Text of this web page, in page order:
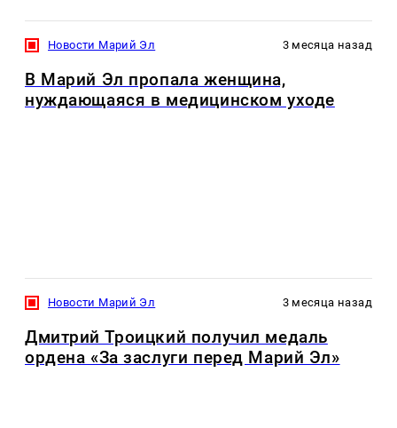
Новости Марий Эл 3 месяца назад
В Марий Эл пропала женщина,
нуждающаяся в медицинском уходе
Новости Марий Эл 3 месяца назад
Дмитрий Троицкий получил медаль
ордена «За заслуги перед Марий Эл»